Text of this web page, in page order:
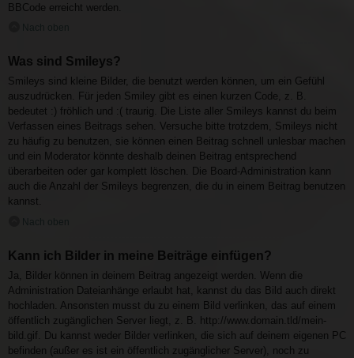
BBCode erreicht werden.
Nach oben
Was sind Smileys?
Smileys sind kleine Bilder, die benutzt werden können, um ein Gefühl
auszudrücken. Für jeden Smiley gibt es einen kurzen Code, z. B.
bedeutet :) fröhlich und :( traurig. Die Liste aller Smileys kannst du beim
Verfassen eines Beitrags sehen. Versuche bitte trotzdem, Smileys nicht
zu häufig zu benutzen, sie können einen Beitrag schnell unlesbar machen
und ein Moderator könnte deshalb deinen Beitrag entsprechend
überarbeiten oder gar komplett löschen. Die Board-Administration kann
auch die Anzahl der Smileys begrenzen, die du in einem Beitrag benutzen
kannst.
Nach oben
Kann ich Bilder in meine Beiträge einfügen?
Ja, Bilder können in deinem Beitrag angezeigt werden. Wenn die
Administration Dateianhänge erlaubt hat, kannst du das Bild auch direkt
hochladen. Ansonsten musst du zu einem Bild verlinken, das auf einem
öffentlich zugänglichen Server liegt, z. B. http://www.domain.tld/mein-
bild.gif. Du kannst weder Bilder verlinken, die sich auf deinem eigenen PC
befinden (außer es ist ein öffentlich zugänglicher Server), noch zu